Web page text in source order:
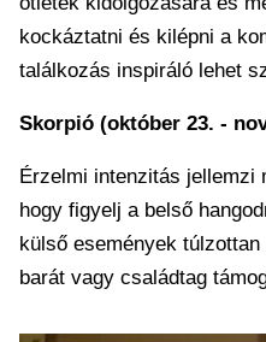
kockáztatni és kilépni a
találkozás inspiráló lehet
Skorpió (október 23. -
Érzelmi intenzitás jellemzi
hogy figyelj a belső
külső események
barát vagy családtag